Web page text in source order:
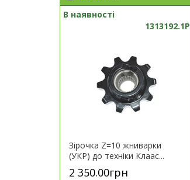
В наявності
1313192.1P
Зірочка Z=10 жниварки
(УКР) до техніки Клаас...
2 350.00грн